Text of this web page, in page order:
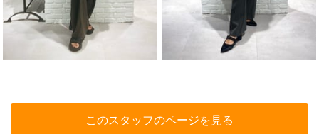
このスタッフのページを見る